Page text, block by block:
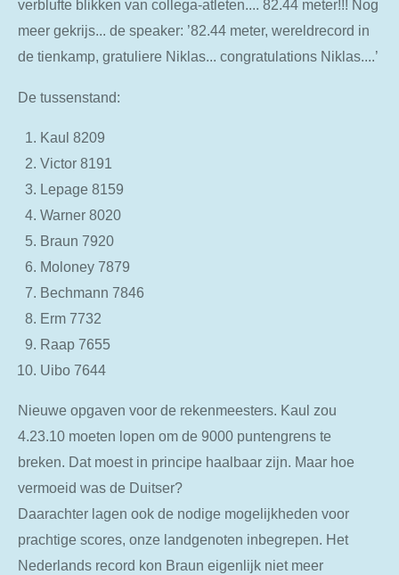
verblufte blikken van collega-atleten.... 82.44 meter!!! Nog
meer gekrijs... de speaker: ’82.44 meter, wereldrecord in
de tienkamp, gratuliere Niklas... congratulations Niklas....’
De tussenstand:
Kaul 8209
Victor 8191
Lepage 8159
Warner 8020
Braun 7920
Moloney 7879
Bechmann 7846
Erm 7732
Raap 7655
Uibo 7644
Nieuwe opgaven voor de rekenmeesters. Kaul zou
4.23.10 moeten lopen om de 9000 puntengrens te
breken. Dat moest in principe haalbaar zijn. Maar hoe
vermoeid was de Duitser?
Daarachter lagen ook de nodige mogelijkheden voor
prachtige scores, onze landgenoten inbegrepen. Het
Nederlands record kon Braun eigenlijk niet meer